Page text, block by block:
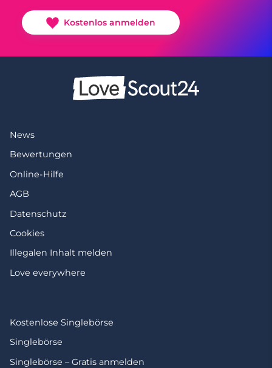
Kostenlos anmelden
News
Bewertungen
Online-Hilfe
AGB
Datenschutz
Cookies
Illegalen Inhalt melden
Love everywhere
Kostenlose Singlebörse
Singlebörse
Singlebörse – Gratis anmelden